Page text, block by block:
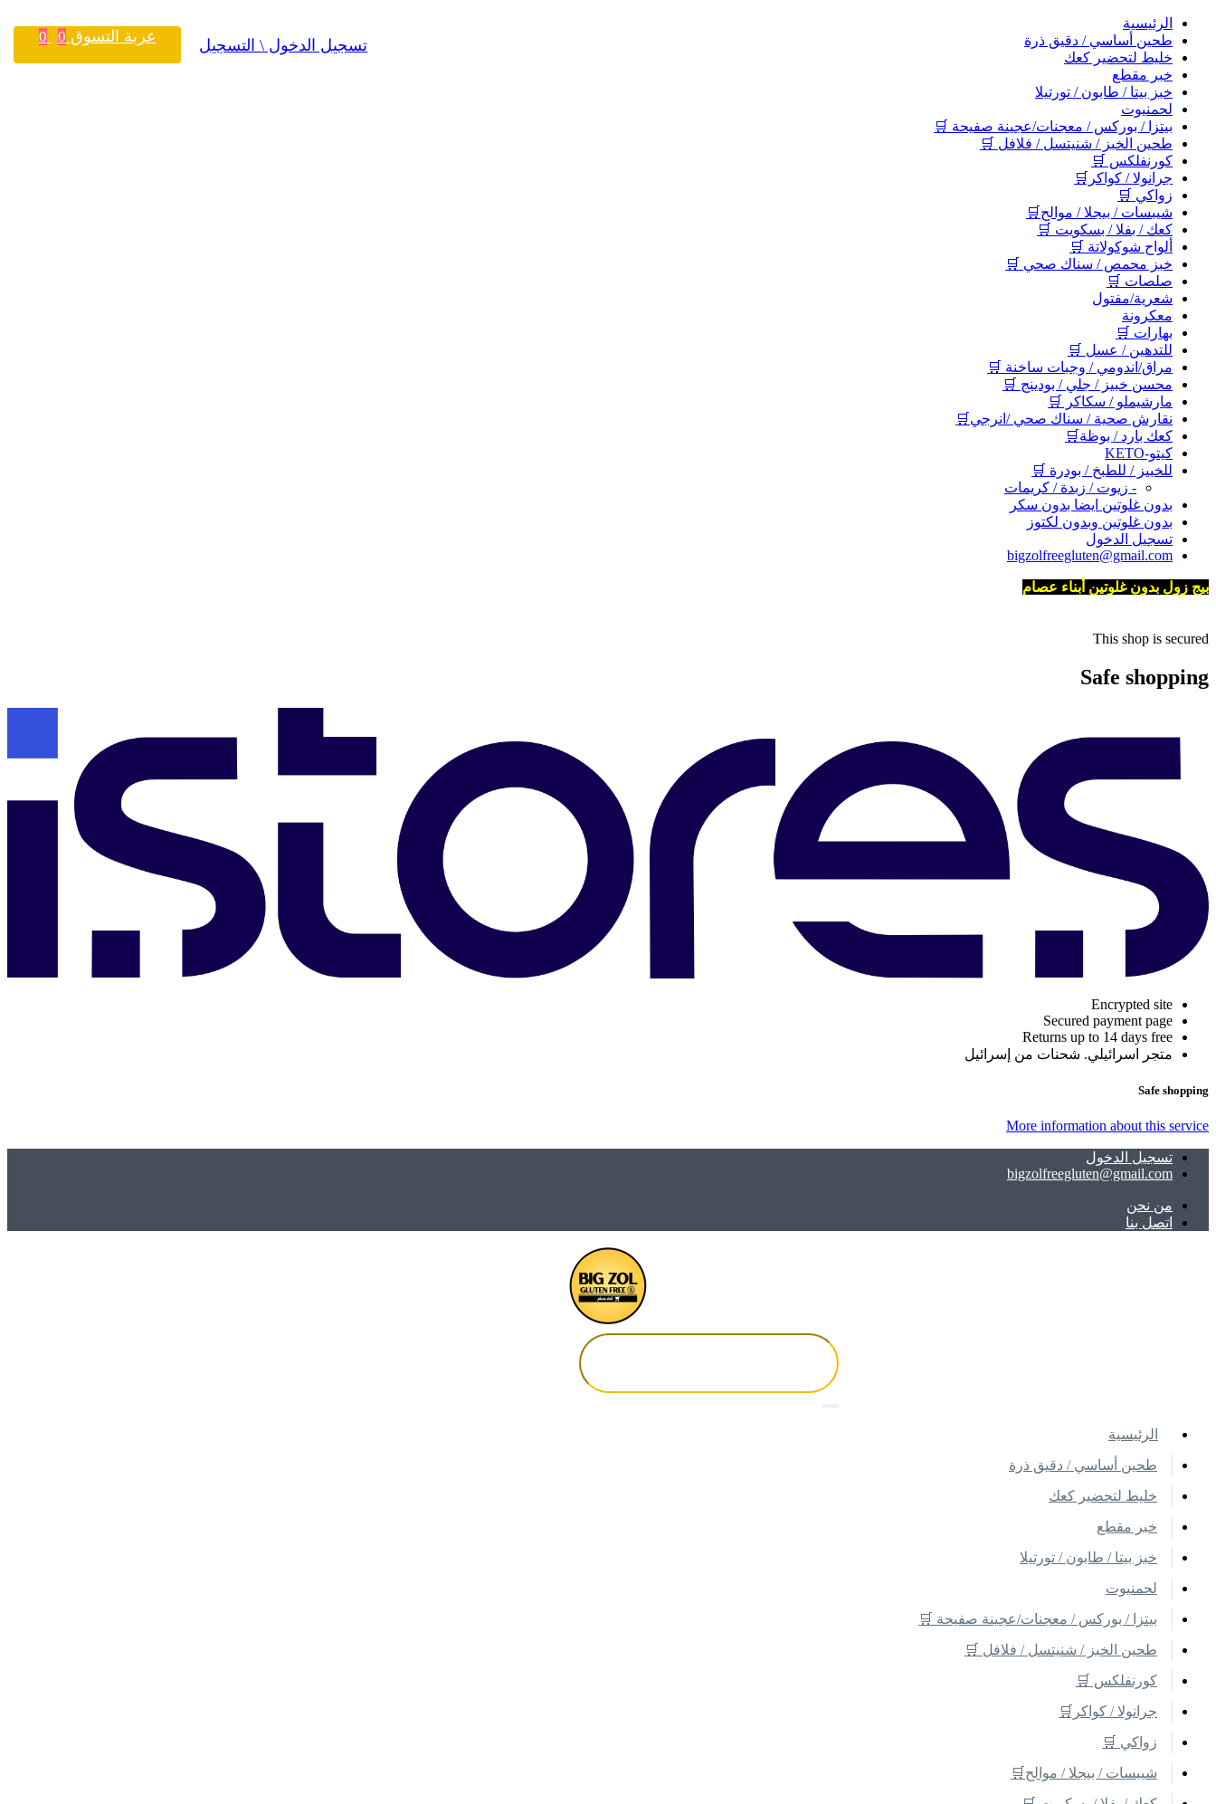
اﻟﺮﺋﻴﺴﻴﺔ
طحين أساسي / دقيق ذرة
خليط لتحضير كعك
خبر مقطع
خبز بيتا / طابون / تورتيلا
لحمنيوت
بيتزا / بوركس / معجنات/عجينة صفيحة 🛒
طحين الخبز / شنيتسل / فلافل 🛒
كورنفلكس 🛒
جرانولا / كواكر🛒
زواكي 🛒
شيبسات / بيجلا / موالح🛒
كعك / بفلا / بسكويت 🛒
ألواح شوكولاتة 🛒
خبز محمص / سناك صحي 🛒
صلصات 🛒
شعرية/مفتول
معكرونة
بهارات 🛒
للتدهين / عسل 🛒
مراق/اندومي / وجبات ساخنة 🛒
محسن خبيز / جلي / بودينج 🛒
مارشيملو / سكاكر 🛒
نقارش صحية / سناك صحي /انرجي🛒
كعك بارد / بوظة🛒
كيتو-KETO
للخبيز / للطبخ / بودرة 🛒
- زيوت / زبدة / كريمات
بدون غلوتين ايضا بدون سكر
بدون غلوتين وبدون لكتوز
تسجيل الدخول
bigzolfreegluten@gmail.com
بيج زول بدون غلوتين أبناء عصام
This shop is secured
Safe shopping
Encrypted site
Secured payment page
Returns up to 14 days free
متجر اسرائيلي. شحنات من إسرائيل
Safe shopping
More information about this service
تسجيل الدخول
bigzolfreegluten@gmail.com
ﻣﻦ ﻧﺤﻦ
اتصل بنا
تسجيل الدخول \ التسجيل عربة التسوق 0
0
اﻟﺮﺋﻴﺴﻴﺔ
طحين أساسي / دقيق ذرة
خليط لتحضير كعك
خبر مقطع
خبز بيتا / طابون / تورتيلا
لحمنيوت
بيتزا / بوركس / معجنات/عجينة صفيحة 🛒
طحين الخبز / شنيتسل / فلافل 🛒
كورنفلكس 🛒
جرانولا / كواكر🛒
زواكي 🛒
شيبسات / بيجلا / موالح🛒